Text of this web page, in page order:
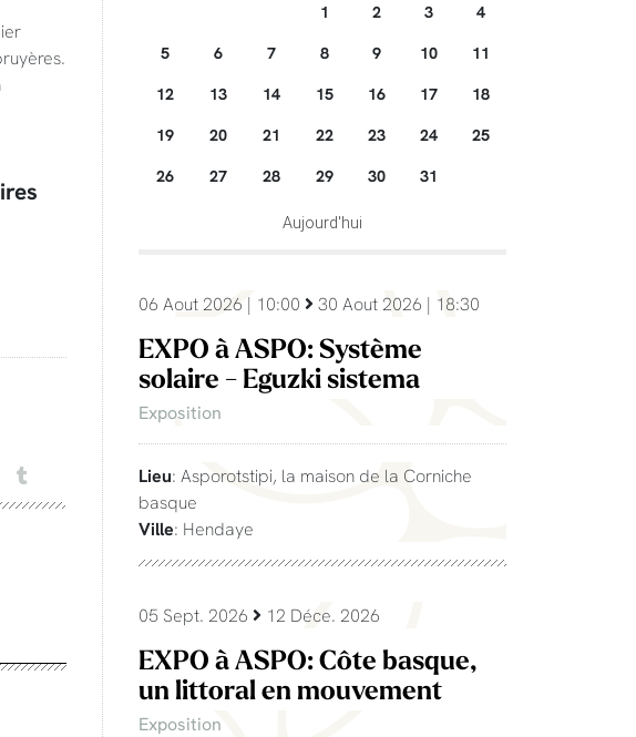
1 2 3 4
5 6 7 8 9 10 11
12 13 14 15 16 17 18
19 20 21 22 23 24 25
26 27 28 29 30 31
Aujourd'hui
06 Aout 2026 | 10:00 30 Aout 2026 | 18:30
EXPO à ASPO: Système
solaire - Eguzki sistema
Exposition
Lieu: Asporotstipi, la maison de la Corniche
basque
Ville: Hendaye
05 Sept. 2026 12 Déce. 2026
EXPO à ASPO: Côte basque,
un littoral en mouvement
Exposition